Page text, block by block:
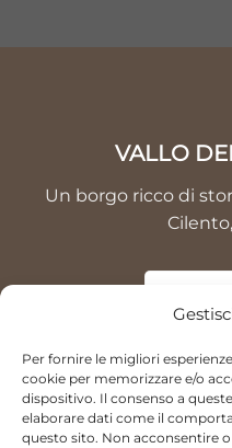
Per fornire le migliori
cookie per memorizzare e/o
dispositivo. Il consenso a
elaborare dati come il
questo sito. Non acconsentire
VALLO
Un borgo ricco di